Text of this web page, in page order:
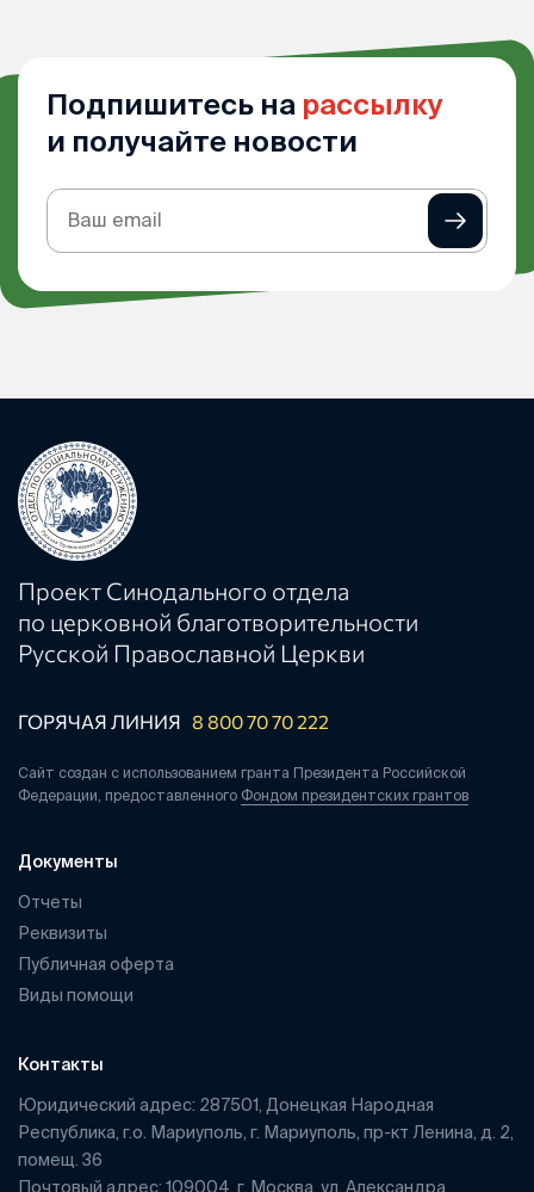
Подпишитесь на рассылку
и получайте новости
Подписка
на
Проект Синодального отдела
по церковной благотворительности
Русской Православной Церкви
ГОРЯЧАЯ ЛИНИЯ 8 800 70 70 222
Сайт создан с использованием гранта Президента Российской
Федерации, предоставленного Фондом президентских грантов
Документы
Отчеты
Реквизиты
Публичная оферта
Виды помощи
Контакты
Юридический адрес: 287501, Донецкая Народная
Республика, г.о. Мариуполь, г. Мариуполь, пр-кт Ленина, д. 2,
помещ. 36
Почтовый адрес: 109004, г. Москва, ул. Александра